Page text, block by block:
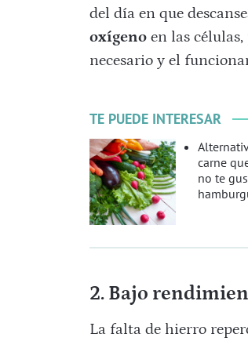
del día en que
oxígenoen las
necesario y el
TE PUEDE INTERESAR
carne
no te
2. Bajo
La falta de hierro